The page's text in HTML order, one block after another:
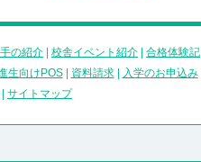
の紹介 校舎イベント紹介 合格体験記
生向けPOS| 資料請求|
入学のお申込み
サイトマップ